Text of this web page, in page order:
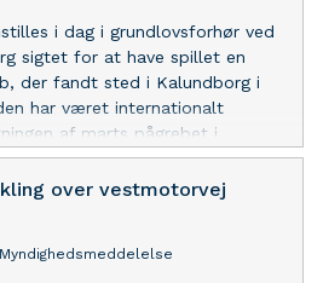
i dag i grundlovsforhør ved
sigtet for at have spillet en
der fandt sted i Kalundborg i
har været internationalt
af marts pågrebet i
udleveret til de danske
fra NSK. For yderligere om
henvises der til
over vestmotorvej
Myndighedsmeddelelse